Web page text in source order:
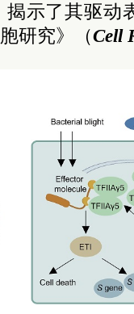
示了其驱动
研究》
（Cell